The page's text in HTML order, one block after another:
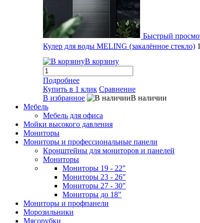
Быстрый
Кулер для воды MELING (закалённое стекло)
В корзину
Подробнее
Купить в 1 клик Сравнение
В избранное
В наличии
Мебель
Мебель для офиса
Мойки высокого давления
Мониторы
Мониторы и профессиональные панели
Кронштейны для мониторов и панелей
Мониторы
Мониторы 19 - 22"
Мониторы 23 - 26"
Мониторы 27 - 30"
Мониторы до 18"
Мониторы и профпанели
Морозильники
Мясорубки